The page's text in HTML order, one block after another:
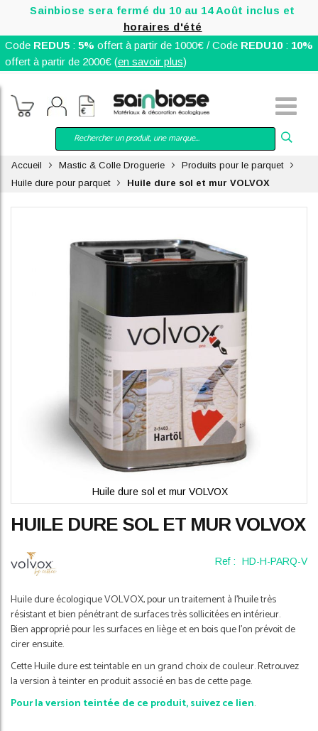
Sainbiose sera fermé du 10 au 14 Août inclus et
horaires d'été
Code REDU5: 5% offert à partir de 1000€ / Code REDU10: 10%
offert à partir de 2000€ (en savoir plus)
Accueil Mastic & Colle Droguerie
Produits pour le parquet
Huile dure pour parquet
Huile dure sol et mur VOLVOX
HUILE DURE SOL ET MUR VOLVOX
Ref : HD-H-PARQ-V
Huile dure écologique VOLVOX, pour un traitement à l'huile très
résistant et bien pénétrant de surfaces très sollicitées en intérieur.
Bien approprié pour les surfaces en liège et en bois que l'on prévoit de
cirer ensuite.
Cette Huile dure est teintable en un grand choix de couleur. Retrouvez
la version à teinter en produit associé en bas de cette page.
Pour la version teintée de ce produit, suivez ce lien.
Huile dure sol et mur VOLVOX
to
beginning
of
gallery